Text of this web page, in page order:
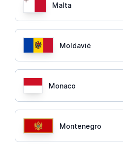
Malta
Moldavië
Monaco
Montenegro